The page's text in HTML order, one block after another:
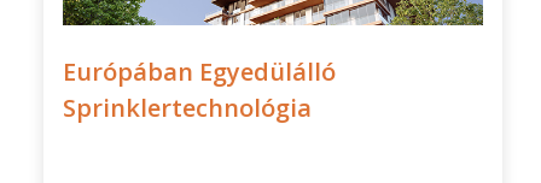
Európában Egyedülálló
Sprinklertechnológia